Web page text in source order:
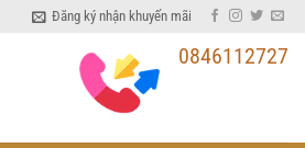
Đăng ký nhận khuyến mãi
0846112727